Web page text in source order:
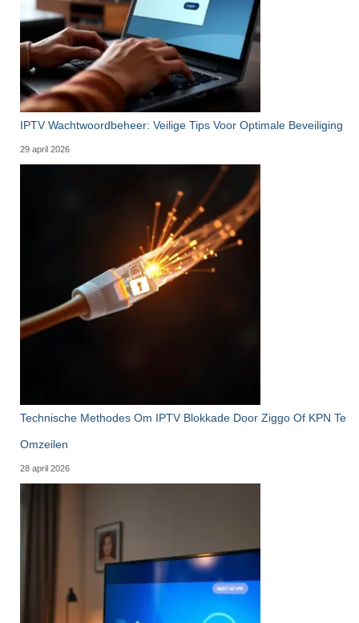
IPTV Wachtwoordbeheer: Veilige Tips Voor Optimale Beveiliging
29 april 2026
Technische Methodes Om IPTV Blokkade Door Ziggo Of KPN Te
Omzeilen
28 april 2026